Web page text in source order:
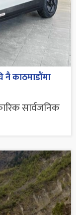
नै काठमाडौंमा
सार्वजनिक